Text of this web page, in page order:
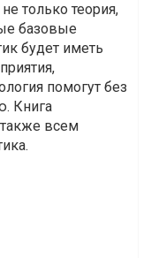
только теория,
базовые
будет иметь
помогут без
Книга
всем